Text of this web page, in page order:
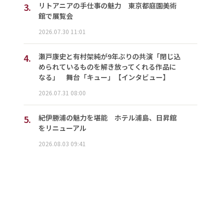
3.
リトアニアの手仕事の魅力 東京都庭園美術
館で展覧会
2026.07.30 11:01
4.
瀬戸康史と有村架純が9年ぶりの共演「閉じ込
められているものを解き放ってくれる作品に
なる」 舞台「キュー」【インタビュー】
2026.07.31 08:00
5.
紀伊勝浦の魅力を堪能 ホテル浦島、日昇館
をリニューアル
2026.08.03 09:41